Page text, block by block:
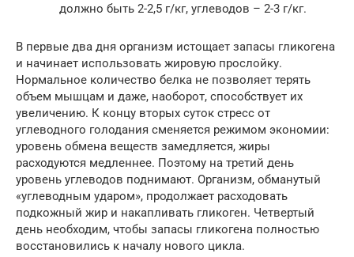
должно быть 2-2,5 г/кг, углеводов – 2-3 г/кг.
В первые два дня организм истощает запасы гликогена
и начинает использовать жировую прослойку.
Нормальное количество белка не позволяет терять
объем мышцам и даже, наоборот, способствует их
увеличению. К концу вторых суток стресс от
углеводного голодания сменяется режимом экономии:
уровень обмена веществ замедляется, жиры
расходуются медленнее. Поэтому на третий день
уровень углеводов поднимают. Организм, обманутый
«углеводным ударом», продолжает расходовать
подкожный жир и накапливать гликоген. Четвертый
день необходим, чтобы запасы гликогена полностью
восстановились к началу нового цикла.